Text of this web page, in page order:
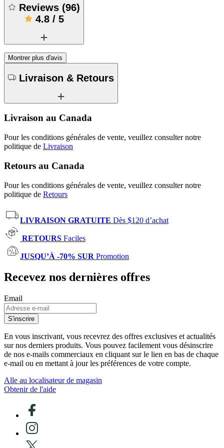
Reviews (96)
4.8/ 5
Montrer plus d'avis
Livraison & Retours
Livraison au Canada
Pour les conditions générales de vente, veuillez consulter notre
politique de Livraison
Retours au Canada
Pour les conditions générales de vente, veuillez consulter notre
politique de Retours
LIVRAISON GRATUITE Dès $120 d’achat
RETOURS Faciles
JUSQU’À -70% SUR Promotion
Recevez nos dernières offres
Email
S'inscrire
En vous inscrivant, vous recevrez des offres exclusives et actualités
sur nos derniers produits. Vous pouvez facilement vous désinscrire
de nos e-mails commerciaux en cliquant sur le lien en bas de chaque
e-mail ou en mettant à jour les préférences de votre compte.
Alle au localisateur de magasin
Obtenir de l'aide